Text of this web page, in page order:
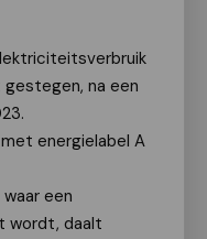
na een
energielabel A
een
wordt, daalt